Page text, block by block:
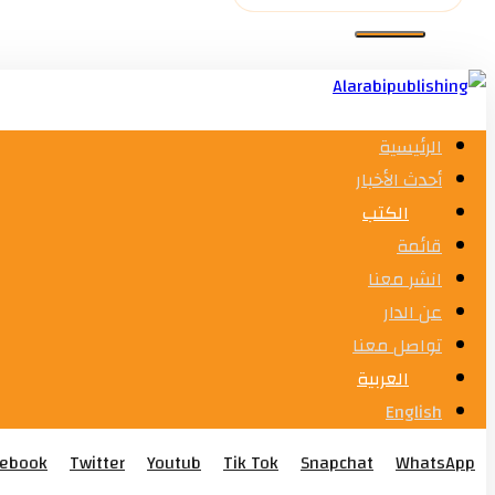
الرئيسية
أحدث الأخبار
الكتب
قائمة
انشر معنا
عن الدار
تواصل معنا
العربية
English
Twitter Youtub Tik Tok Snapchat
WhatsApp